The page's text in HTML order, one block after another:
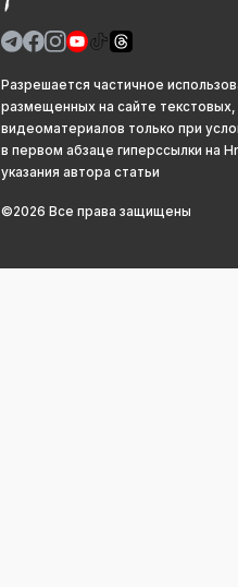
Разрешается частичное
размещенных на сайте
видеоматериалов только при
в первом абзаце гиперссылки на
указания автора статьи
©2026 Все права защищены